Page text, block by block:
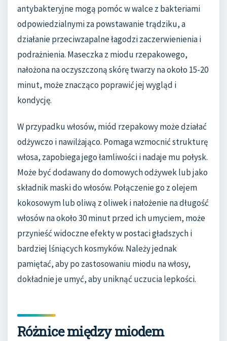
antybakteryjne mogą pomóc w walce z bakteriami
odpowiedzialnymi za powstawanie trądziku, a
działanie przeciwzapalne łagodzi zaczerwienienia i
podrażnienia. Maseczka z miodu rzepakowego,
nałożona na oczyszczoną skórę twarzy na około 15-20
minut, może znacząco poprawić jej wygląd i
kondycję.
W przypadku włosów, miód rzepakowy może działać
odżywczo i nawilżająco. Pomaga wzmocnić strukturę
włosa, zapobiega jego łamliwości i nadaje mu połysk.
Może być dodawany do domowych odżywek lub jako
składnik maski do włosów. Połączenie go z olejem
kokosowym lub oliwą z oliwek i nałożenie na długość
włosów na około 30 minut przed ich umyciem, może
przynieść widoczne efekty w postaci gładszych i
bardziej lśniących kosmyków. Należy jednak
pamiętać, aby po zastosowaniu miodu na włosy,
dokładnie je umyć, aby uniknąć uczucia lepkości.
Różnice między miodem